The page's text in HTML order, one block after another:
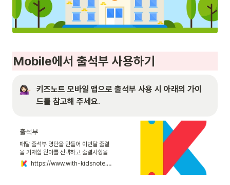
Mobile에서 출석부 사용하기
키즈노트 모바일 앱으로 출석부 사용 시 아래의 가이
드를 참고해 주세요.
출석부
매달 출석부 명단을 만들어 이번달 출결
을 기재할 원아를 선택하고 출결사항을
작성할 수 있습니다.
https://www.with-kidsnote.com/guide/directorattendance/app